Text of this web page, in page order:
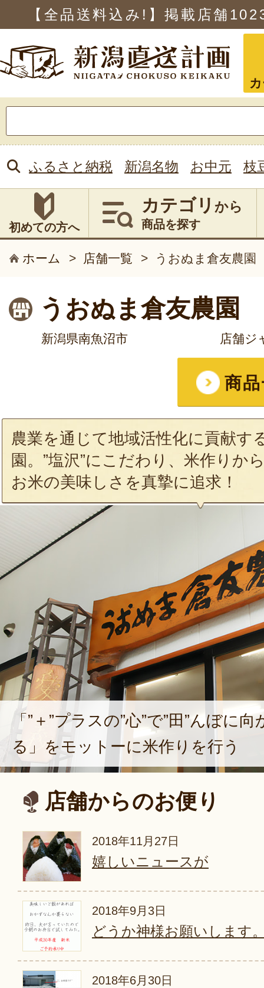
【全品送料込み!】掲載店舗
索:
ふるさと納税 新潟名物 お中元 枝
初めての方へ
カテゴリ から
商品を探す
ホーム > 店舗一覧 > うおぬま倉友農園
うおぬま倉友農園
新潟県南魚沼市 店舗ジ
商
農業を通じて地域活性化に貢献す
園。”塩沢”にこだわり、米作りか
お米の美味しさを真摯に追求！
「”＋”プラスの”心”で”田”んぼに向
る」をモットーに米作りを行う
店舗からのお便り
2018年11月27日
嬉しいニュースが
2018年9月3日
どうか神様お願いします
2018年6月30日